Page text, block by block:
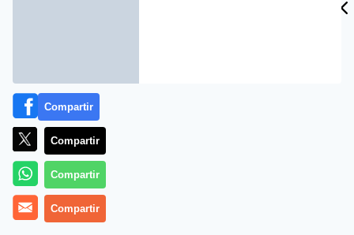
Compartir
Compartir
Compartir
Compartir